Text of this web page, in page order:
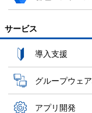
サービス
導入支援
グループウェ
アプリ開発